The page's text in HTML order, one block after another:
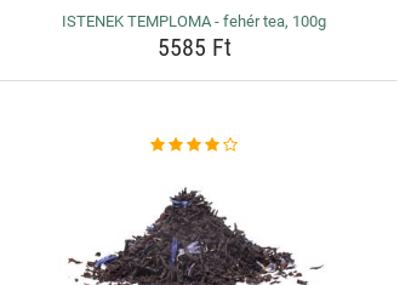
ISTENEK TEMPLOMA - fehér tea, 100g
5585 Ft